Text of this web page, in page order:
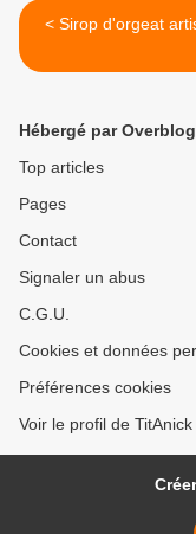
< Sirop d'orgeat
Hébergé par Overblog
Top articles
Pages
Contact
Signaler un abus
C.G.U.
Cookies et données
Préférences cookies
Voir le profil de